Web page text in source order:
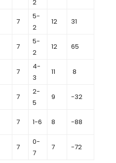
2
7
5-
2
12 31
7
5-
2
12 65
7
4-
3
11 8
7
2-
5
9 -32
7 1-6 8 -88
7
0-
7
7 -72